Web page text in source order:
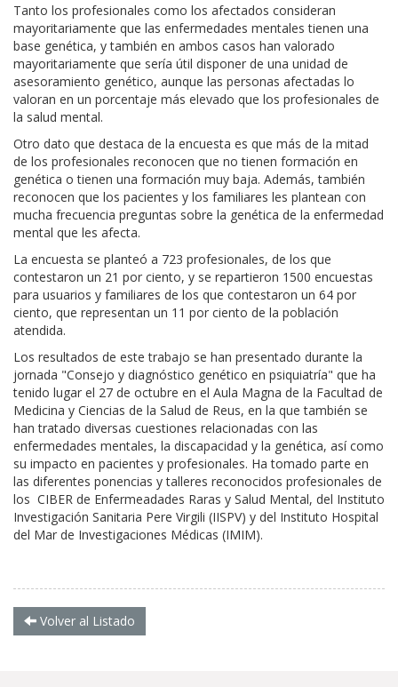
Tanto los profesionales como los afectados consideran
mayoritariamente que las enfermedades mentales tienen una
base genética, y también en ambos casos han valorado
mayoritariamente que sería útil disponer de una unidad de
asesoramiento genético, aunque las personas afectadas lo
valoran en un porcentaje más elevado que los profesionales de
la salud mental.
Otro dato que destaca de la encuesta es que más de la mitad
de los profesionales reconocen que no tienen formación en
genética o tienen una formación muy baja. Además, también
reconocen que los pacientes y los familiares les plantean con
mucha frecuencia preguntas sobre la genética de la enfermedad
mental que les afecta.
La encuesta se planteó a 723 profesionales, de los que
contestaron un 21 por ciento, y se repartieron 1500 encuestas
para usuarios y familiares de los que contestaron un 64 por
ciento, que representan un 11 por ciento de la población
atendida.
Los resultados de este trabajo se han presentado durante la
jornada "Consejo y diagnóstico genético en psiquiatría" que ha
tenido lugar el 27 de octubre en el Aula Magna de la Facultad de
Medicina y Ciencias de la Salud de Reus, en la que también se
han tratado diversas cuestiones relacionadas con las
enfermedades mentales, la discapacidad y la genética, así como
su impacto en pacientes y profesionales. Ha tomado parte en
las diferentes ponencias y talleres reconocidos profesionales de
los CIBER de Enfermeadades Raras y Salud Mental, del Instituto
Investigación Sanitaria Pere Virgili (IISPV) y del Instituto Hospital
del Mar de Investigaciones Médicas (IMIM).
Volver al Listado